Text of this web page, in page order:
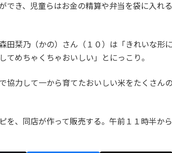
でき、児童らはお金の精算や弁当を袋に入れ
田栞乃（かの）さん（１０）は「きれいな形
てめちゃくちゃおいしい」とにっこり。
協力して一から育てたおいしい米をたくさん
を、同店が作って販売する。午前１１時半から